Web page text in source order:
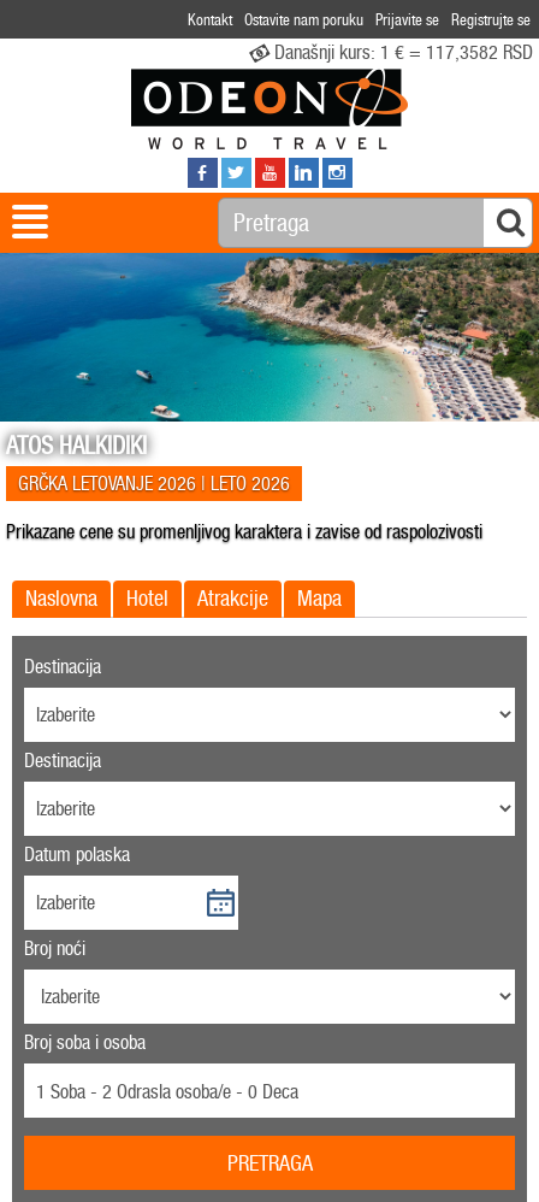
Kontakt Ostavite nam poruku Prijavite se Registrujte se
Današnji kurs: 1 € = 117,3582 RSD
ATOS HALKIDIKI
GRČKA LETOVANJE 2026 | LETO 2026
Prikazane cene su promenljivog karaktera i zavise od raspolozivosti
Naslovna Hotel Atrakcije Mapa
Destinacija
Destinacija
Datum polaska
Broj noći
Broj soba i osoba
1 Soba - 2 Odrasla osoba/e - 0 Deca
PRETRAGA